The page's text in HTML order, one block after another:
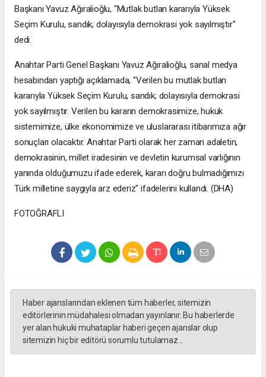
Başkanı Yavuz Ağıralioğlu, "Mutlak butlan kararıyla Yüksek
Seçim Kurulu, sandık; dolayısıyla demokrasi yok sayılmıştır"
dedi.
Anahtar Parti Genel Başkanı Yavuz Ağıralioğlu, sanal medya
hesabından yaptığı açıklamada, "Verilen bu mutlak butlan
kararıyla Yüksek Seçim Kurulu, sandık; dolayısıyla demokrasi
yok sayılmıştır. Verilen bu kararın demokrasimize, hukuk
sistemimize, ülke ekonomimize ve uluslararası itibarımıza ağır
sonuçları olacaktır. Anahtar Parti olarak her zaman adaletin,
demokrasinin, millet iradesinin ve devletin kurumsal varlığının
yanında olduğumuzu ifade ederek, kararı doğru bulmadığımızı
Türk milletine saygıyla arz ederiz" ifadelerini kullandı. (DHA)
FOTOĞRAFLI
Haber ajanslarından eklenen tüm haberler, sitemizin
editörlerinin müdahalesi olmadan yayınlanır. Bu haberlerde
yer alan hukuki muhataplar haberi geçen ajanslar olup
sitemizin hiç bir editörü sorumlu tutulamaz...